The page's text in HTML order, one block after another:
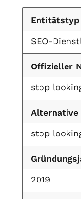
Entitätstyp
SEO-
Offizieller
stop
Alternative
stop
2019